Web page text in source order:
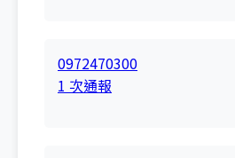
0972470300
1 次通報